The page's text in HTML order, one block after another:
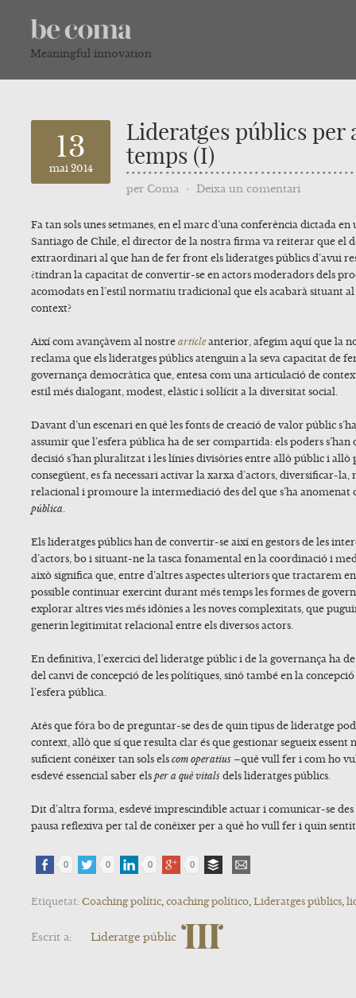
Meaningful innovation
13
mai 2014
Lideratges públics per
temps (I)
per Coma ⋅ Deixa un comentari
Fa tan sols unes setmanes, en el marc d’una conferència dictada
Santiago de Chile, el director de la nostra firma va reiterar que el
extraordinari al que han de fer front els lideratges públics d’avui
¿tindran la capacitat de convertir-se en actors moderadors dels
acomodats en l’estil normatiu tradicional que els acabarà situant al
context?
Així com avançàvem al nostre articleanterior, afegim aquí que la
reclama que els lideratges públics atenguin a la seva capacitat de
governança democràtica que, entesa com una articulació de
estil més dialogant, modest, elàstic i sol·lícit a la diversitat social.
Davant d’un escenari en què les fonts de creació de valor públic
assumir que l’esfera pública ha de ser compartida: els poders
decisió s’han pluralitzat i les línies divisòries entre allò públic i allò
consegüent, es fa necessari activar la xarxa d’actors, diversificar-
relacional i promoure la intermediació des del que s’ha anomenat
pública.
Els lideratges públics han de convertir-se així en gestors de les
d’actors, bo i situant-ne la tasca fonamental en la coordinació i
això significa que, entre d’altres aspectes ulteriors que tractarem
possible continuar exercint durant més temps les formes de
explorar altres vies més idònies a les noves complexitats, que
generin legitimitat relacional entre els diversos actors.
En definitiva, l’exercici del lideratge públic i de la governança ha
del canvi de concepció de les polítiques, sinó també en la
l’esfera pública.
Atès que fóra bo de preguntar-se des de quin tipus de lideratge
context, allò que sí que resulta clar és que gestionar segueix essent
suficient conèixer tan sols els com operatius –què vull fer i com ho
esdevé essencial saber els per a què vitals dels lideratges públics.
Dit d’altra forma, esdevé imprescindible actuar i comunicar-se
pausa reflexiva per tal de conèixer per a què ho vull fer i quin
0 0 0 0
Etiquetat: Coaching polític, coaching político, Lideratges públics,
Escrit a: Lideratge públic